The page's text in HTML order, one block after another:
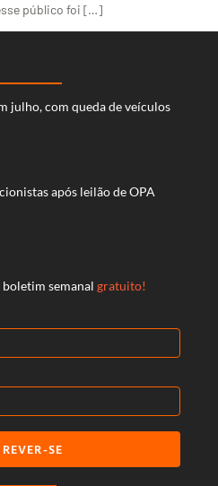
público foi […]
julho, com queda de veículos
após leilão de OPA
semanal gratuito!
SE